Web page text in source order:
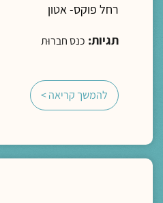
רחל פוקס- אטון
תגיות: כנס חברוּת
להמשך קריאה >